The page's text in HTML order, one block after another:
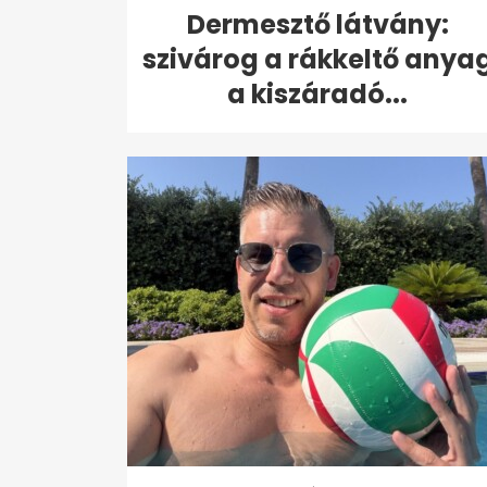
Dermesztő látvány:
szivárog a rákkeltő
a kiszáradó...